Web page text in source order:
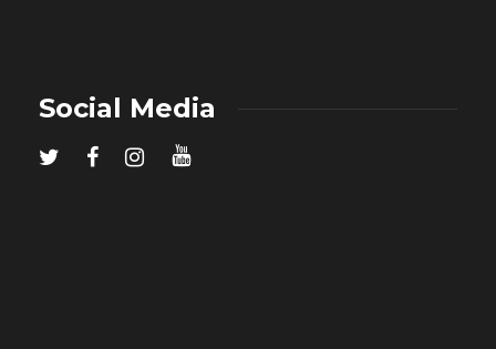
Social Media